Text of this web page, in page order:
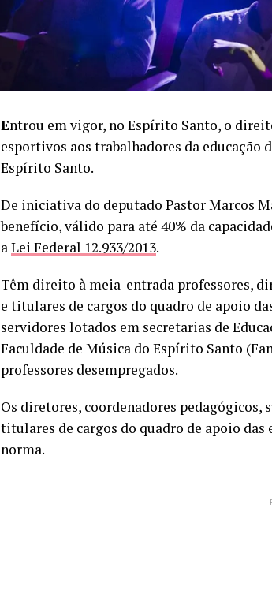
Entrou em vigor, no Espírito Santo, o
esportivos aos trabalhadores da educação
Espírito Santo.
De iniciativa do deputado Pastor Marcos
benefício, válido para até 40% da
aLei Federal 12.933/2013.
Têm direito à meia-entrada professores,
e titulares de cargos do quadro de apoio
servidores lotados em secretarias de
Faculdade de Música do Espírito Santo
professores desempregados.
Os diretores, coordenadores pedagógicos,
titulares de cargos do quadro de apoio
norma.